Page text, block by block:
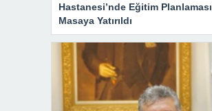
Hastanesi’nde Eğitim Planlaması
Masaya Yatırıldı